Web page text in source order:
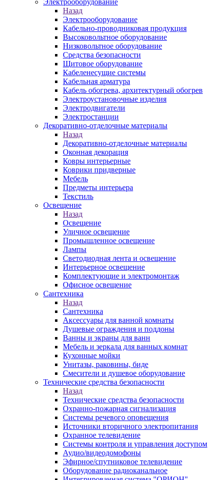
Электрооборудование
Назад
Электрооборудование
Кабельно-проводниковая продукция
Высоковольтное оборудование
Низковольтное оборудование
Средства безопасности
Щитовое оборудование
Кабеленесущие системы
Кабельная арматура
Кабель обогрева, архитектурный обогрев
Электроустановочные изделия
Электродвигатели
Электростанции
Декоративно-отделочные материалы
Назад
Декоративно-отделочные материалы
Оконная декорация
Ковры интерьерные
Коврики придверные
Мебель
Предметы интерьера
Текстиль
Освещение
Назад
Освещение
Уличное освещение
Промышленное освещение
Лампы
Светодиодная лента и освещение
Интерьерное освещение
Комплектующие и электромонтаж
Офисное освещение
Сантехника
Назад
Сантехника
Аксессуары для ванной комнаты
Душевые ограждения и поддоны
Ванны и экраны для ванн
Мебель и зеркала для ванных комнат
Кухонные мойки
Унитазы, раковины, биде
Смесители и душевое оборудование
Технические средства безопасности
Назад
Технические средства безопасности
Охранно-пожарная сигнализация
Системы речевого оповещения
Источники вторичного электропитания
Охранное телевидение
Системы контроля и управления доступом
Аудио/видеодомофоны
Эфирное/спутниковое телевидение
Оборудование радиоканальное